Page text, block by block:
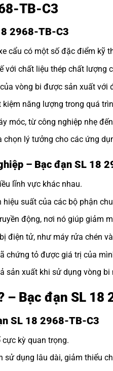
TB-C3
2968-TB-C3
cẩu có một số đặc điểm kỹ
với chất liệu thép chất
vòng bi được sản xuất
năng lượng trong quá
móc, từ công nghiệp nhẹ
lý tưởng cho các ứng
– Bạc đạn SL 18
lĩnh vực khác nhau.
suất của các bộ phận
động, nơi nó giúp giảm
điện tử, như máy rửa chén
chứng tỏ được giá trị của
sản xuất khi sử dụng vòng bi
– Bạc đạn SL 18
SL 18 2968-TB-C3
kỳ quan trọng.
dụng lâu dài, giảm thiểu